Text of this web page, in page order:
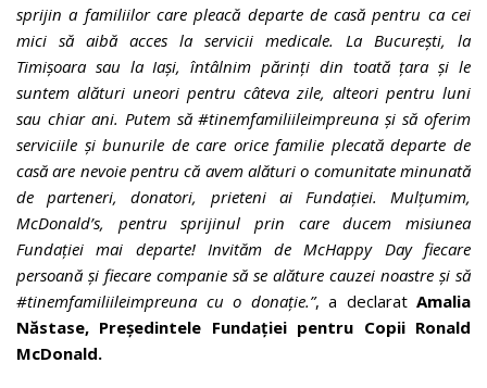
sprijin a familiilor care pleacă departe de casă pentru ca cei
mici să aibă acces la servicii medicale. La București, la
Timișoara sau la Iași, întâlnim părinți din toată țara și le
suntem alături uneori pentru câteva zile, alteori pentru luni
sau chiar ani. Putem să #tinemfamiliileimpreuna și să oferim
serviciile și bunurile de care orice familie plecată departe de
casă are nevoie pentru că avem alături o comunitate minunată
de parteneri, donatori, prieteni ai Fundației. Mulțumim,
McDonald’s, pentru sprijinul prin care ducem misiunea
Fundației mai departe! Invităm de McHappy Day fiecare
persoană și fiecare companie să se alăture cauzei noastre și să
#tinemfamiliileimpreuna cu o donație.”, a declaratAmalia
Năstase, Președintele Fundației pentru Copii Ronald
McDonald.